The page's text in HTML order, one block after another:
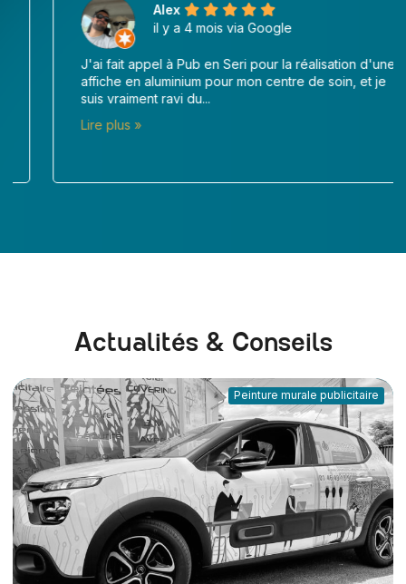
Alex
il y a 4 mois via Google
J'ai fait appel à Pub en Seri pour la réalisation d'une
affiche en aluminium pour mon centre de soin, et je
suis vraiment ravi du...
Lire plus »
Actualités & Conseils
Peinture murale publicitaire